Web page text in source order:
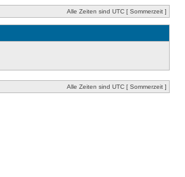
Alle Zeiten sind UTC [ Sommerzeit ]
Alle Zeiten sind UTC [ Sommerzeit ]